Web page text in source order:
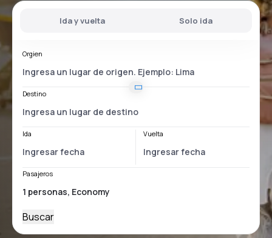
Ida y vuelta Solo ida
Orgien
Destino
Ida Vuelta
Pasajeros
Buscar